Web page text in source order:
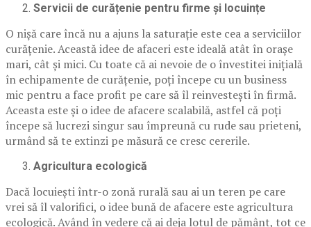
Servicii de curățenie pentru firme și locuințe
O nișă care încă nu a ajuns la saturație este cea a serviciilor
curățenie. Această idee de afaceri este ideală atât în orașe
mari, cât și mici. Cu toate că ai nevoie de o învestitei inițială
în echipamente de curățenie, poți începe cu un business
mic pentru a face profit pe care să îl reinvestești în firmă.
Aceasta este și o idee de afacere scalabilă, astfel că poți
începe să lucrezi singur sau împreună cu rude sau prieteni,
urmând să te extinzi pe măsură ce cresc cererile.
Agricultura ecologică
Dacă locuiești într-o zonă rurală sau ai un teren pe care
vrei să îl valorifici, o idee bună de afacere este agricultura
ecologică. Având în vedere că ai deja lotul de pământ, tot ce